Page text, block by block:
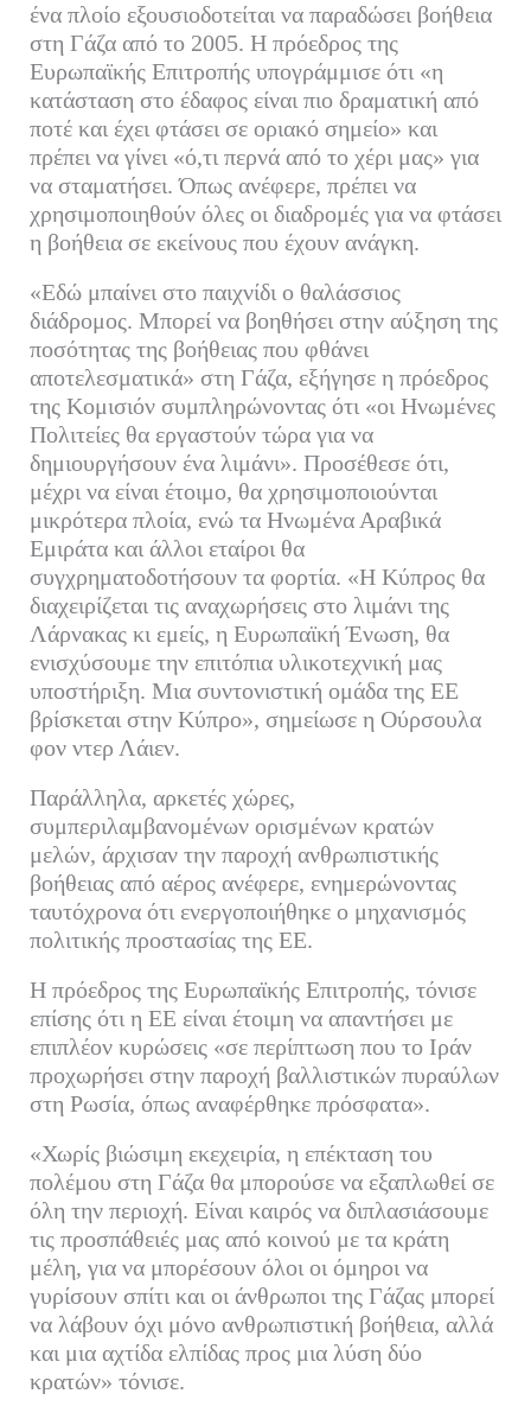
ένα πλοίο εξουσιοδοτείται να παραδώσει βοήθεια
στη Γάζα από το 2005. Η πρόεδρος της
Ευρωπαϊκής Επιτροπής υπογράμμισε ότι «η
κατάσταση στο έδαφος είναι πιο δραματική από
ποτέ και έχει φτάσει σε οριακό σημείο» και
πρέπει να γίνει «ό,τι περνά από το χέρι μας» για
να σταματήσει. Όπως ανέφερε, πρέπει να
χρησιμοποιηθούν όλες οι διαδρομές για να φτάσει
η βοήθεια σε εκείνους που έχουν ανάγκη.
«Εδώ μπαίνει στο παιχνίδι ο θαλάσσιος
διάδρομος. Μπορεί να βοηθήσει στην αύξηση της
ποσότητας της βοήθειας που φθάνει
αποτελεσματικά» στη Γάζα, εξήγησε η πρόεδρος
της Κομισιόν συμπληρώνοντας ότι «οι Ηνωμένες
Πολιτείες θα εργαστούν τώρα για να
δημιουργήσουν ένα λιμάνι». Προσέθεσε ότι,
μέχρι να είναι έτοιμο, θα χρησιμοποιούνται
μικρότερα πλοία, ενώ τα Ηνωμένα Αραβικά
Εμιράτα και άλλοι εταίροι θα
συγχρηματοδοτήσουν τα φορτία. «Η Κύπρος θα
διαχειρίζεται τις αναχωρήσεις στο λιμάνι της
Λάρνακας κι εμείς, η Ευρωπαϊκή Ένωση, θα
ενισχύσουμε την επιτόπια υλικοτεχνική μας
υποστήριξη. Μια συντονιστική ομάδα της ΕΕ
βρίσκεται στην Κύπρο», σημείωσε η Ούρσουλα
φον ντερ Λάιεν.
Παράλληλα, αρκετές χώρες,
συμπεριλαμβανομένων ορισμένων κρατών
μελών, άρχισαν την παροχή ανθρωπιστικής
βοήθειας από αέρος ανέφερε, ενημερώνοντας
ταυτόχρονα ότι ενεργοποιήθηκε ο μηχανισμός
πολιτικής προστασίας της ΕΕ.
H πρόεδρος της Ευρωπαϊκής Επιτροπής, τόνισε
επίσης ότι η ΕΕ είναι έτοιμη να απαντήσει με
επιπλέον κυρώσεις «σε περίπτωση που το Ιράν
προχωρήσει στην παροχή βαλλιστικών πυραύλων
στη Ρωσία, όπως αναφέρθηκε πρόσφατα».
«Χωρίς βιώσιμη εκεχειρία, η επέκταση του
πολέμου στη Γάζα θα μπορούσε να εξαπλωθεί σε
όλη την περιοχή. Είναι καιρός να διπλασιάσουμε
τις προσπάθειές μας από κοινού με τα κράτη
μέλη, για να μπορέσουν όλοι οι όμηροι να
γυρίσουν σπίτι και οι άνθρωποι της Γάζας μπορεί
να λάβουν όχι μόνο ανθρωπιστική βοήθεια, αλλά
και μια αχτίδα ελπίδας προς μια λύση δύο
κρατών» τόνισε.